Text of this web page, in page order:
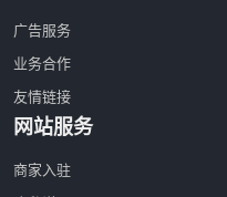
广告服务
业务合作
友情链接
网站服务
商家入驻